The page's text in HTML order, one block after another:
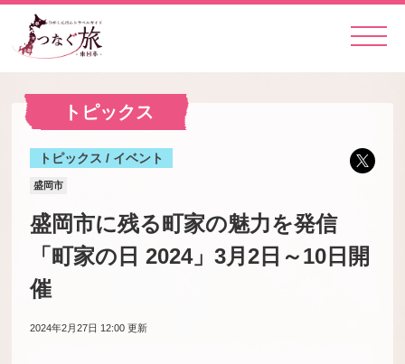
トピックス
トピックス / イベント
盛岡市
盛岡市に残る町家の魅力を発信
「町家の日 2024」3月2日～10日開
催
2024年2月27日 12:00 更新